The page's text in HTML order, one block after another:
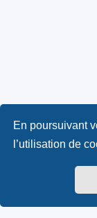
En poursuivant
l’utilisation de